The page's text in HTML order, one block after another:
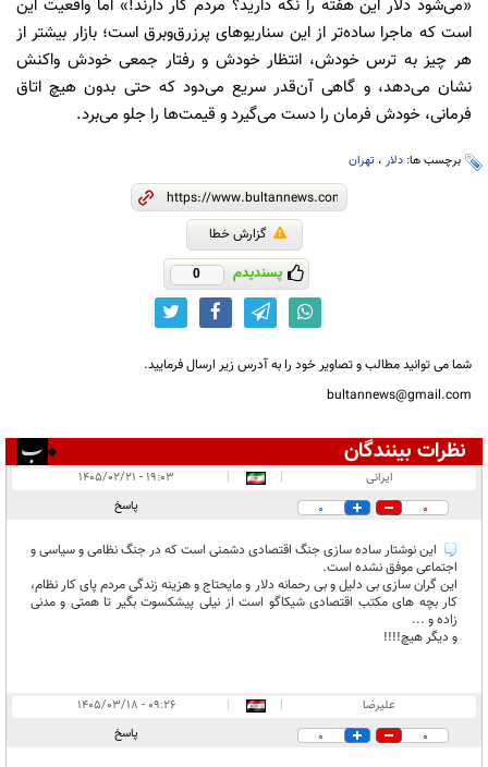
«می‌شود دلار این هفته را نگه دارید؟ مردم کار دارند!» اما واقعیت این
است که ماجرا ساده‌تر از این سناریوهای پرزرق‌وبرق است؛ بازار بیشتر از
هر چیز به ترس خودش، انتظار خودش و رفتار جمعی خودش واکنش
نشان می‌دهد، و گاهی آن‌قدر سریع می‌دود که حتی بدون هیچ اتاق
فرمانی، خودش فرمان را دست می‌گیرد و قیمت‌ها را جلو می‌برد.
برچسب ها: دلار ، تهران
گزارش خطا
پسندیدم 0
شما می توانید مطالب و تصاویر خود را به آدرس زیر ارسال فرمایید.
bultannews@gmail.com
نظرات بینندگان
در انتظار بررسی:
ایرانی |
|
۱۹:۰۳ - ۱۴۰۵/۰۲/۲۱
0
0 پاسخ
این نوشتار ساده سازی جنگ اقتصادی دشمنی است که در جنگ نظامی و سیاسی و
اجتماعی موفق نشده است.
این گران سازی بی دلیل و بی رحمانه دلار و مایحتاج و هزینه زندگی مردم پای کار نظام،
کار بچه های مکتب اقتصادی شیکاگو است از نیلی پیشکسوت بگیر تا همتی و مدنی
زاده و ...
و دیگر هیچ!!!!
علیرضا |
|
۰۹:۲۶ - ۱۴۰۵/۰۳/۱۸
0
0 پاسخ